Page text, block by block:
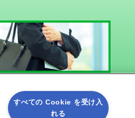
すべての Cookie を受け入
れる